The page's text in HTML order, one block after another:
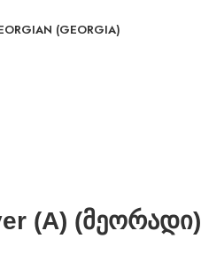
(A) (მეორადი)